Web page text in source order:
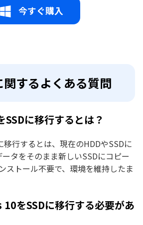
今すぐ購入
関するよくある質問
に移行するとは？
行するとは、現在のHDDやSSDに
タをそのまま新しいSSDにコピー
ストール不要で、環境を維持したま
をSSDに移行する必要があ